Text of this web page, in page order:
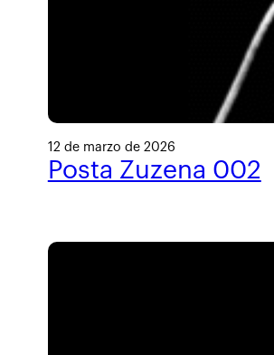
12 de marzo de 2026
Posta Zuzena 002